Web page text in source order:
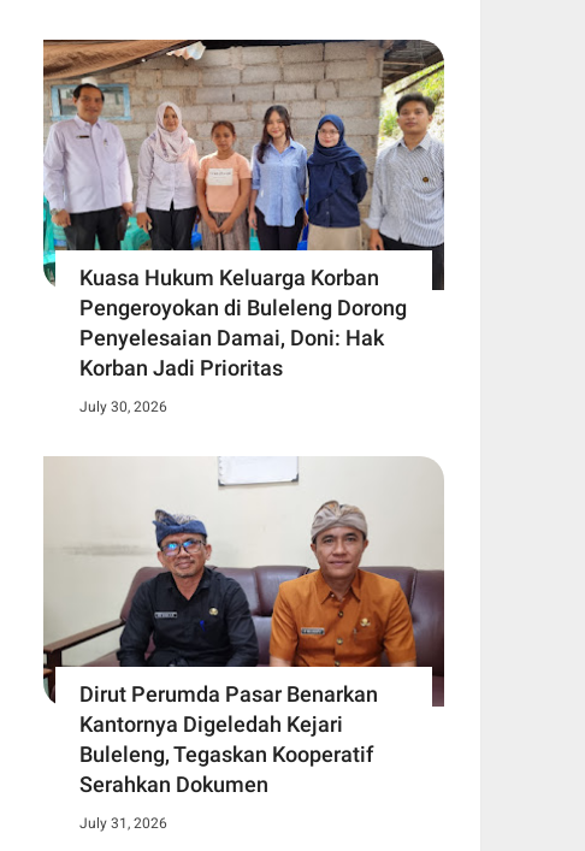
Kuasa Hukum Keluarga Korban
Pengeroyokan di Buleleng Dorong
Penyelesaian Damai, Doni: Hak
Korban Jadi Prioritas
July 30, 2026
Dirut Perumda Pasar Benarkan
Kantornya Digeledah Kejari
Buleleng, Tegaskan Kooperatif
Serahkan Dokumen
July 31, 2026